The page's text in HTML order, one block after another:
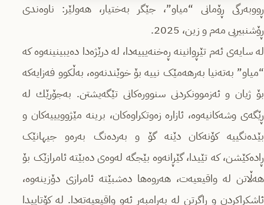
ڕووبەرگی ڕۆمانی “میاو”، جێگر بەختیار، هه‌ولێر: ناوه‌ندی
ڕۆشنبیریی مه‌م و زین، 2025.
له ‌سایه‌ی ئه‌م تێڕوانینه‌ ڕه‌خنه‌یییه‌دا، له ‌درێژەدا دەیبینینەوە كه‌
“میاو” به‌ته‌نیا بەرهەمێک نییه‌ بۆ خوێندنەوە، بەڵکوو فەزایەکه‌
بۆ ژیان و ئەزموونکردنی سنوورەکانی تێگەیشتن. به‌جۆرێك لە
ڕێگەی وشەکانیەوە، ئازارە زەوتکراوەکان، برینە مێژوویییەکان و
بێدەنگییە کۆنەکان دێنه‌ گۆ و به‌رده‌نگ بەرەو جیهانێک
ڕادەکێشن، کە تێیدا، گێڕانەوە بێجگه‌ له‌وه‌ی ده‌بێته‌ ئامرازێک بۆ
هەڵاتن لە واقیعیەت، هه‌روه‌ها ده‌شبێته‌ ئامرازی دۆزینەوە،
ئاشکراکردن و ڕاگرتن لە بەرامبەر ئه‌و واقیعیه‌ته‌دا. له‌ كۆتاییدا